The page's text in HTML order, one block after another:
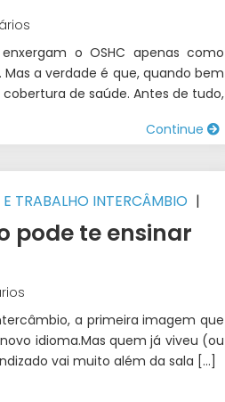
o OSHC apenas como
a verdade é que, quando bem
de saúde. Antes de tudo,
Continue
TRABALHO INTERCÂMBIO |
pode te ensinar
a primeira imagem que
idioma.Mas quem já viveu (ou
vai muito além da sala […]